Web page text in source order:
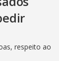
respeito ao